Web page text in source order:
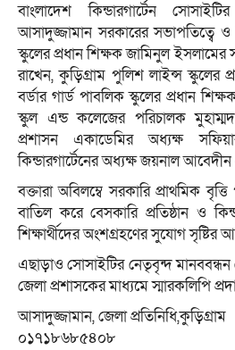
বাংলাদেশ কিন্ডারগার্টেন
আসাদুজ্জামান সরকারের সভাপতিত্বে ও
স্কুলের প্রধান শিক্ষক জামিনুল ইসলামের
রাখেন, কুড়িগ্রাম পুলিশ লাইন্স
বর্ডার গার্ড পাবলিক স্কুলের প্রধান
স্কুল এন্ড কলেজের পরিচালক
প্রশাসন একাডেমির অধ্যক্ষ
কিন্ডারগার্টেনের অধ্যক্ষ জয়নাল
বক্তারা অবিলম্বে সরকারি প্রাথমিক
বাতিল করে বেসকারি প্রতিষ্ঠান ও
শিক্ষার্থীদের অংশগ্রহণের সুযোগ সৃষ্টির
এছাড়াও সোসাইটির নেতৃবৃন্দ মানববন্ধন
জেলা প্রশাসকের মাধ্যমে স্মারকলিপি
আসাদুজ্জামান, জেলা প্রতিনিধি,কুড়িগ্রাম
০১৭১৮৬৮৫৪০৮